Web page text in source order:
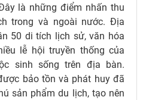
là những điểm nhấn thu
trong và ngoài nước. Địa
50 di tích lịch sử, văn hóa
lễ hội truyền thống của
sinh sống trên địa bàn.
bảo tồn và phát huy đã
sản phẩm du lịch, tạo nên